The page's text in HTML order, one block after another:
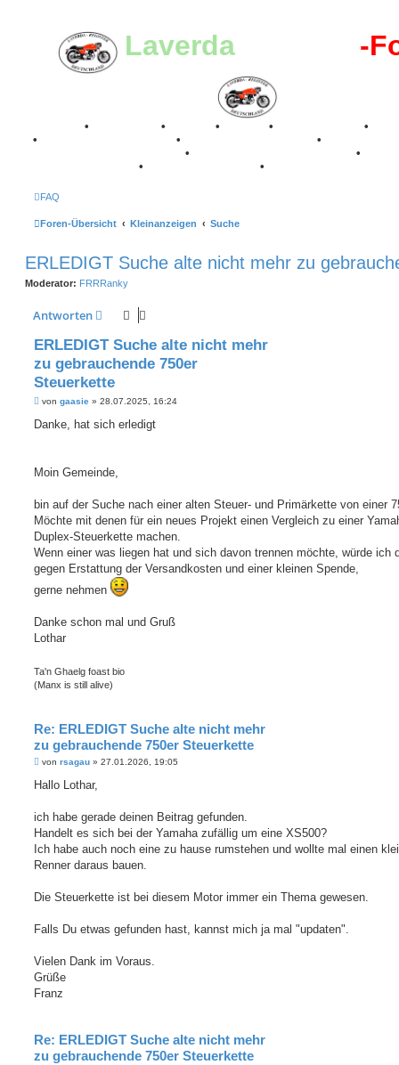
Laverda-Register -
• • • • •
•
•
•
•
•
• •
FAQ
Foren-Übersicht Kleinanzeigen Suche
ERLEDIGT Suche alte nicht mehr zu
Moderator: FRRRanky
Antworten
ERLEDIGT Suche alte nicht mehr
zu gebrauchende 750er
Steuerkette
B
i
von gaasie » 28.07.2025, 16:24
Danke, hat sich erledigt
Moin Gemeinde,
bin auf der Suche nach einer alten Steuer- und Primärkette von einer
Möchte mit denen für ein neues Projekt einen Vergleich zu einer
Duplex-Steuerkette machen.
Wenn einer was liegen hat und sich davon trennen möchte, würde ich
gegen Erstattung der Versandkosten und einer kleinen Spende,
gerne nehmen
Danke schon mal und Gruß
Lothar
Ta'n Ghaelg foast bio
(Manx is still alive)
Re: ERLEDIGT Suche alte nicht mehr
zu gebrauchende 750er Steuerkette
B
i
a
von rsagau » 27.01.2026, 19:05
Hallo Lothar,
ich habe gerade deinen Beitrag gefunden.
Handelt es sich bei der Yamaha zufällig um eine XS500?
Ich habe auch noch eine zu hause rumstehen und wollte mal einen
Renner daraus bauen.
Die Steuerkette ist bei diesem Motor immer ein Thema gewesen.
Falls Du etwas gefunden hast, kannst mich ja mal "updaten".
Vielen Dank im Voraus.
Grüße
Franz
Re: ERLEDIGT Suche alte nicht mehr
zu gebrauchende 750er Steuerkette